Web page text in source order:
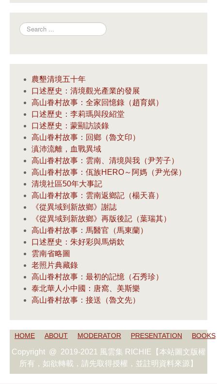
Search
農墾清境五十年
口述歷史：清境觀光產業的發展
高山眷村故事：全家回憶錄（趙育娸）
口述歷史：李莉瑪與段紹堂
口述歷史：蒙顯訪談錄
高山眷村故事：回鄉（魯文印）
滇沛流離，血戰異域
高山眷村故事：雲南、清境與我（尹芳子）
高山眷村故事：佤族HERO～阿媽（尹光保）
清境社區50年大事記
高山眷村故事：雲南返鄉記（楊天喜）
《從異域到新故鄉》謝誌
《從異域到新故鄉》再版後記（葉瑞其）
高山眷村故事：馬醫官（馬東蘭）
口述歷史：朱好彩與馬炳欽
雲南省略圖
老照片典藏錄
高山眷村故事：最初的記憶（石秀珍）
泰北華人小中國：唐窩、美斯樂
高山眷村故事：接送（魯文先）
HOME ABOUT MODERATOR PRESENTATION BOOKS
Copyright @ 2019-2021 風雲集 RICHIE【本站圖文版權
所有，如欲轉載，請先取得授權，並註明資料來源】